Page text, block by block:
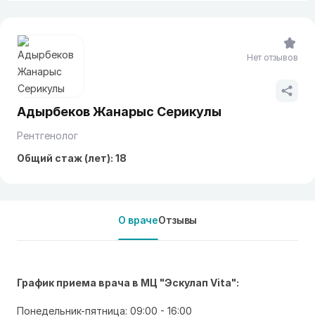
Адырбеков Жанарыс Серикулы
Рентгенолог
Общий стаж (лет): 18
Нет отзывов
О врачеОтзывы
График приема врача в МЦ "Эскулап Vita":
Понедельник-пятница: 09:00 - 16:00